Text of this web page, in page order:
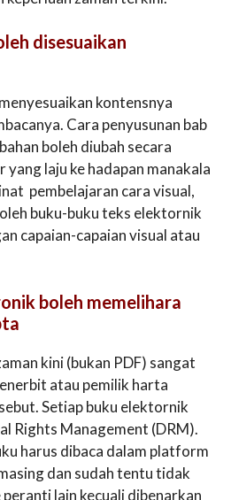
disesuaikan
kontensnya
Cara penyusunan bab
boleh diubah secara
laju ke hadapan manakala
pembelajaran cara visual,
buku-buku teks elektornik
capaian-capaian visual atau
boleh memelihara
kini (bukan PDF) sangat
atau pemilik harta
Setiap buku elektornik
Rights Management (DRM).
harus dibaca dalam platform
dan sudah tentu tidak
lain kecuali dibenarkan